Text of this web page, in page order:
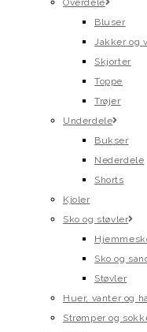
Overdele
Bluser
Jakker og
Skjorter
Toppe
Trøjer
Underdele
Bukser
Nederdele
Shorts
Kjoler
Sko og støvler
Sko og
Støvler
Huer, vanter og
Strømper og